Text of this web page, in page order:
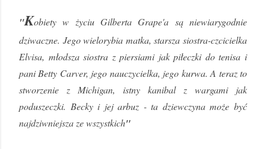
"Kobiety w życiu Gilberta Grape'a są niewiarygodnie
dziwaczne. Jego wielorybia matka, starsza siostra-czcicielka
Elvisa, młodsza siostra z piersiami jak piłeczki do tenisa i
pani Betty Carver, jego nauczycielka, jego kurwa. A teraz to
stworzenie z Michigan, istny kanibal z wargami jak
poduszeczki. Becky i jej arbuz - ta dziewczyna może być
najdziwniejsza ze wszystkich"